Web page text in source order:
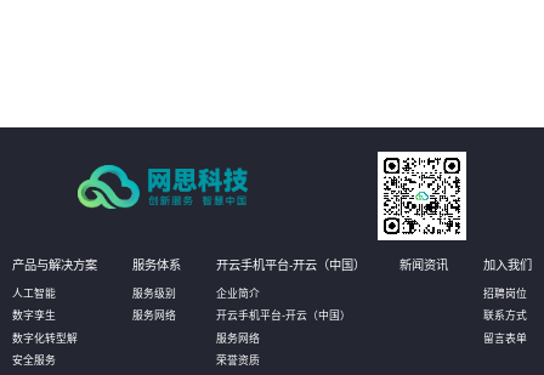
产品与解决方案
人工智能
数字孪生
数字化转型解
安全服务
服务体系
服务级别
服务网络
开云手机平台-开云（中国）
企业简介
开云手机平台-开云（中国）
服务网络
荣誉资质
新闻资讯 加入我们
招聘岗位
联系方式
留言表单